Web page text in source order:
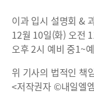
이과 입시 설명회 &
12월 10일(화) 오전
오후 2시 예비 중1~
위 기사의 법적인 책
<저작권자 ©내일엘